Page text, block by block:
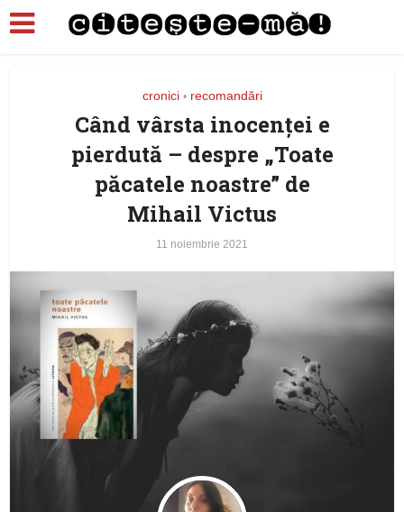
cronici • recomandări
Când vârsta inocenței e
pierdută – despre „Toate
păcatele noastre” de
Mihail Victus
11 noiembrie 2021